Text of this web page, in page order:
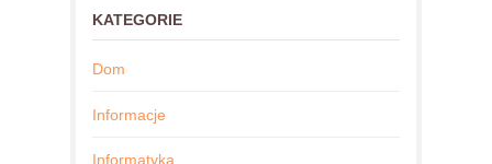
KATEGORIE
Dom
Informacje
Informatyka